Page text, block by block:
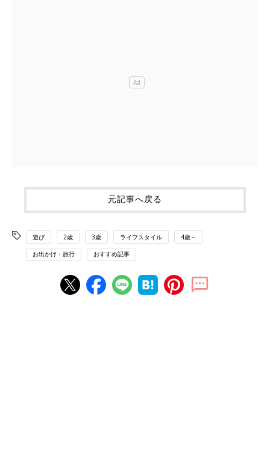
元記事へ戻る
遊び 2歳 3歳 ライフスタイル 4歳～
お出かけ・旅行 おすすめ記事